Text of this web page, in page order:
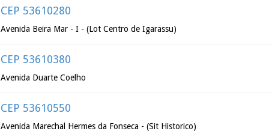
CEP 53610280
Avenida Beira Mar - I - (Lot Centro de Igarassu)
CEP 53610380
Avenida Duarte Coelho
CEP 53610550
Avenida Marechal Hermes da Fonseca - (Sit Historico)